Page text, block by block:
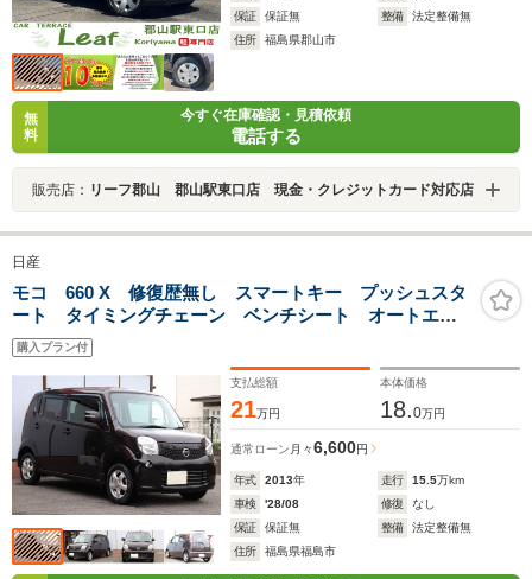
保証
保証無 整備
法定整備無
住所
福島県郡山市
無
料
今すぐ在庫確認・見積依頼
電話する
販売店： リーフ郡山 郡山駅東口店 現金・クレジットカード対応店
日産
モコ 660 X 修復歴無し スマートキー プッシュスタ
ート タイミングチェーン ベンチシート オートエア
コン 禁煙車
購入プラン付
支払総額
21万円
本体価格
18.0万円
通常ローン 月々6,600円
年式 2013年 走行 15.5万km
車検
'28/08 修復
なし
保証
保証無 整備
法定整備無
住所
福島県福島市